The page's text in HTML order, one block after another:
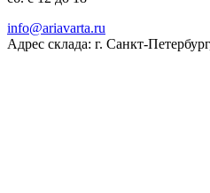
ur.atravaira@ofni
Адрес склада: г. Санкт-